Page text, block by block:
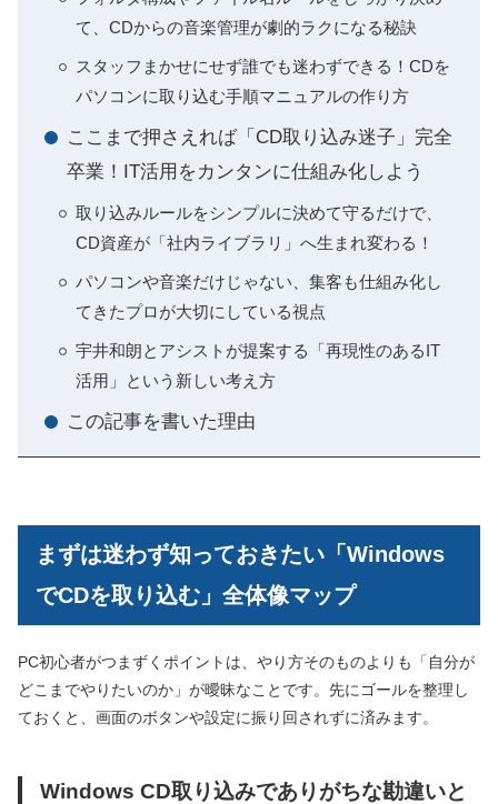
て、CDからの音楽管理が劇的ラクになる秘訣
スタッフまかせにせず誰でも迷わずできる！CDを
パソコンに取り込む手順マニュアルの作り方
ここまで押さえれば「CD取り込み迷子」完全
卒業！IT活用をカンタンに仕組み化しよう
取り込みルールをシンプルに決めて守るだけで、
CD資産が「社内ライブラリ」へ生まれ変わる！
パソコンや音楽だけじゃない、集客も仕組み化し
てきたプロが大切にしている視点
宇井和朗とアシストが提案する「再現性のあるIT
活用」という新しい考え方
この記事を書いた理由
まずは迷わず知っておきたい「Windows
でCDを取り込む」全体像マップ
PC初心者がつまずくポイントは、やり方そのものよりも「自分が
どこまでやりたいのか」が曖昧なことです。先にゴールを整理し
ておくと、画面のボタンや設定に振り回されずに済みます。
Windows CD取り込みでありがちな勘違いと